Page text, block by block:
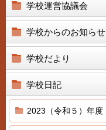
学校運営協議会
学校からのお知らせ
学校だより
学校日記
2023（令和５）年度